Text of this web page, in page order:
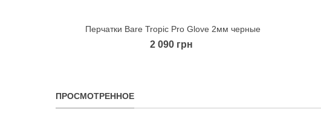
Quick view
Перчатки Bare Tropic Pro Glove 2мм черные
2 090 грн
ПРОСМОТРЕННОЕ